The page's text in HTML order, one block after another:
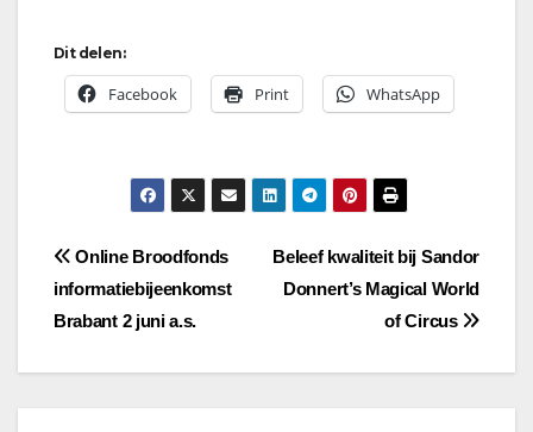
Dit delen:
Facebook Print WhatsApp
Bericht
navigatie
Beleef kwaliteit bij Sandor
Donnert’s Magical World
of Circus
Online Broodfonds
informatiebijeenkomst
Brabant 2 juni a.s.